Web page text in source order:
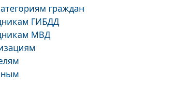
граждан
ГИБДД
МВД